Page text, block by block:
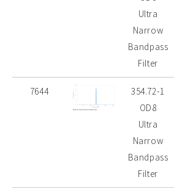
Ultra
Narrow
Bandpass
Filter
7644
354.72-1
OD8
Ultra
Narrow
Bandpass
Filter